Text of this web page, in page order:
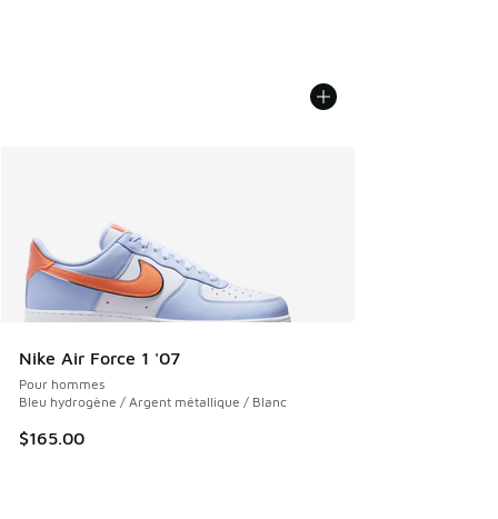
Nike Air Force 1 '07
Pour hommes
Bleu hydrogène / Argent métallique / Blanc
$165.00